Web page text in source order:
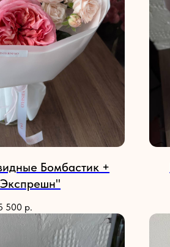
Бомбастик +
500 р.